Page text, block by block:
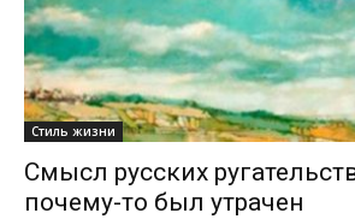
Стиль жизни
Смысл русских
почему-то был утрачен